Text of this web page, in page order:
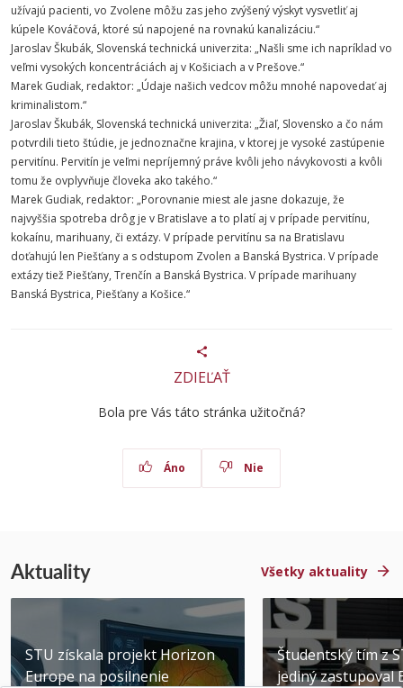
užívajú pacienti, vo Zvolene môžu zas jeho zvýšený výskyt vysvetliť aj
kúpele Kováčová, ktoré sú napojené na rovnakú kanalizáciu.“
Jaroslav Škubák, Slovenská technická univerzita: „Našli sme ich napríklad vo
veľmi vysokých koncentráciách aj v Košiciach a v Prešove.“
Marek Gudiak, redaktor: „Údaje našich vedcov môžu mnohé napovedať aj
kriminalistom.“
Jaroslav Škubák, Slovenská technická univerzita: „Žiaľ, Slovensko a čo nám
potvrdili tieto štúdie, je jednoznačne krajina, v ktorej je vysoké zastúpenie
pervitínu. Pervitín je veľmi nepríjemný práve kvôli jeho návykovosti a kvôli
tomu že ovplyvňuje človeka ako takého.“
Marek Gudiak, redaktor: „Porovnanie miest ale jasne dokazuje, že
najvyššia spotreba drôg je v Bratislave a to platí aj v prípade pervitínu,
kokaínu, marihuany, či extázy. V prípade pervitínu sa na Bratislavu
doťahujú len Piešťany a s odstupom Zvolen a Banská Bystrica. V prípade
extázy tiež Piešťany, Trenčín a Banská Bystrica. V prípade marihuany
Banská Bystrica, Piešťany a Košice.“
ZDIEĽAŤ
Bola pre Vás táto stránka užitočná?
Áno Nie
Aktuality Všetky aktuality
STU získala projekt Horizon
Europe na posilnenie
Študentský tím z
jediný zastupoval